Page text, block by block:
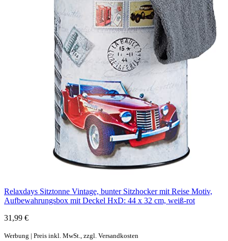
Relaxdays Sitztonne Vintage, bunter Sitzhocker mit Reise Motiv,
Aufbewahrungsbox mit Deckel HxD: 44 x 32 cm, weiß-rot
31,99 €
Werbung | Preis inkl. MwSt., zzgl. Versandkosten